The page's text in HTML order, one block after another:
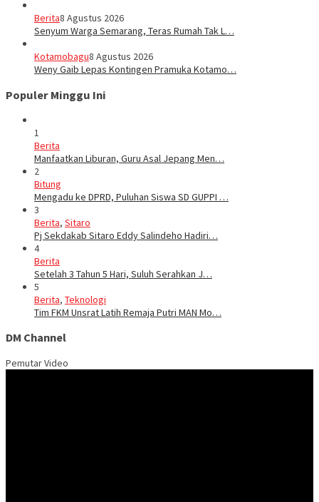
Berita8 Agustus 2026
Senyum Warga Semarang, Teras Rumah Tak L…
Kotamobagu8 Agustus 2026
Weny Gaib Lepas Kontingen Pramuka Kotamo…
Populer Minggu Ini
1
Berita
Manfaatkan Liburan, Guru Asal Jepang Men…
2
Bitung
Mengadu ke DPRD, Puluhan Siswa SD GUPPI …
3
Berita, Sitaro
Pj Sekdakab Sitaro Eddy Salindeho Hadiri…
4
Berita
Setelah 3 Tahun 5 Hari, Suluh Serahkan J…
5
Berita, Teknologi
Tim FKM Unsrat Latih Remaja Putri MAN Mo…
DM Channel
Pemutar Video